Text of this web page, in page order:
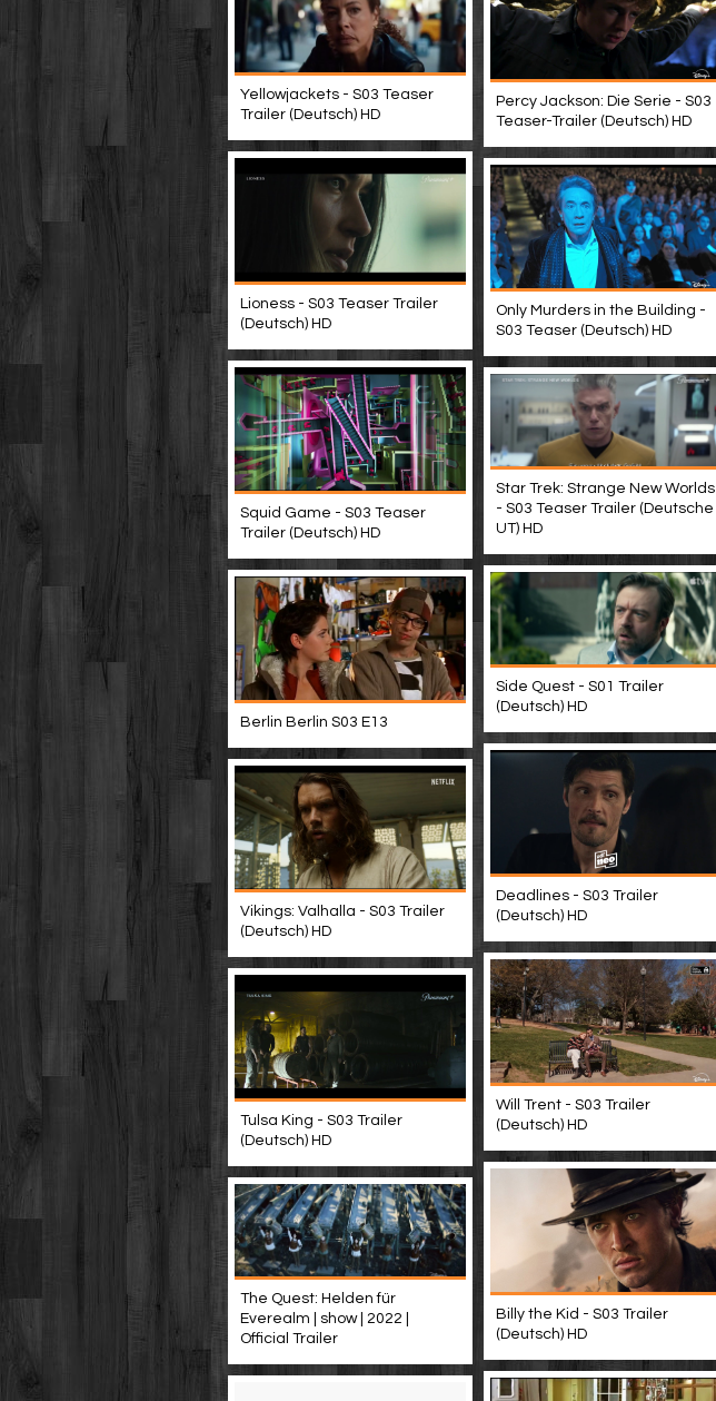
Percy Jackson: Die Serie - S03
Teaser-Trailer (Deutsch) HD
Yellowjackets - S03 Teaser
Trailer (Deutsch) HD
Lioness - S03 Teaser Trailer
(Deutsch) HD
Only Murders in the Building -
S03 Teaser (Deutsch) HD
Squid Game - S03 Teaser
Trailer (Deutsch) HD
Star Trek: Strange New Worlds
- S03 Teaser Trailer (Deutsche
UT) HD
Side Quest - S01 Trailer
(Deutsch) HD
Berlin Berlin S03 E13
Deadlines - S03 Trailer
(Deutsch) HD
Vikings: Valhalla - S03 Trailer
(Deutsch) HD
Will Trent - S03 Trailer
(Deutsch) HD
Tulsa King - S03 Trailer
(Deutsch) HD
Billy the Kid - S03 Trailer
(Deutsch) HD
The Quest: Helden für
Everealm | show | 2022 |
Official Trailer